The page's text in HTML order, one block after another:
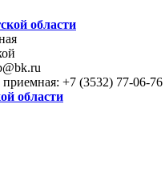
области
+7 (3532) 77-06-76
области